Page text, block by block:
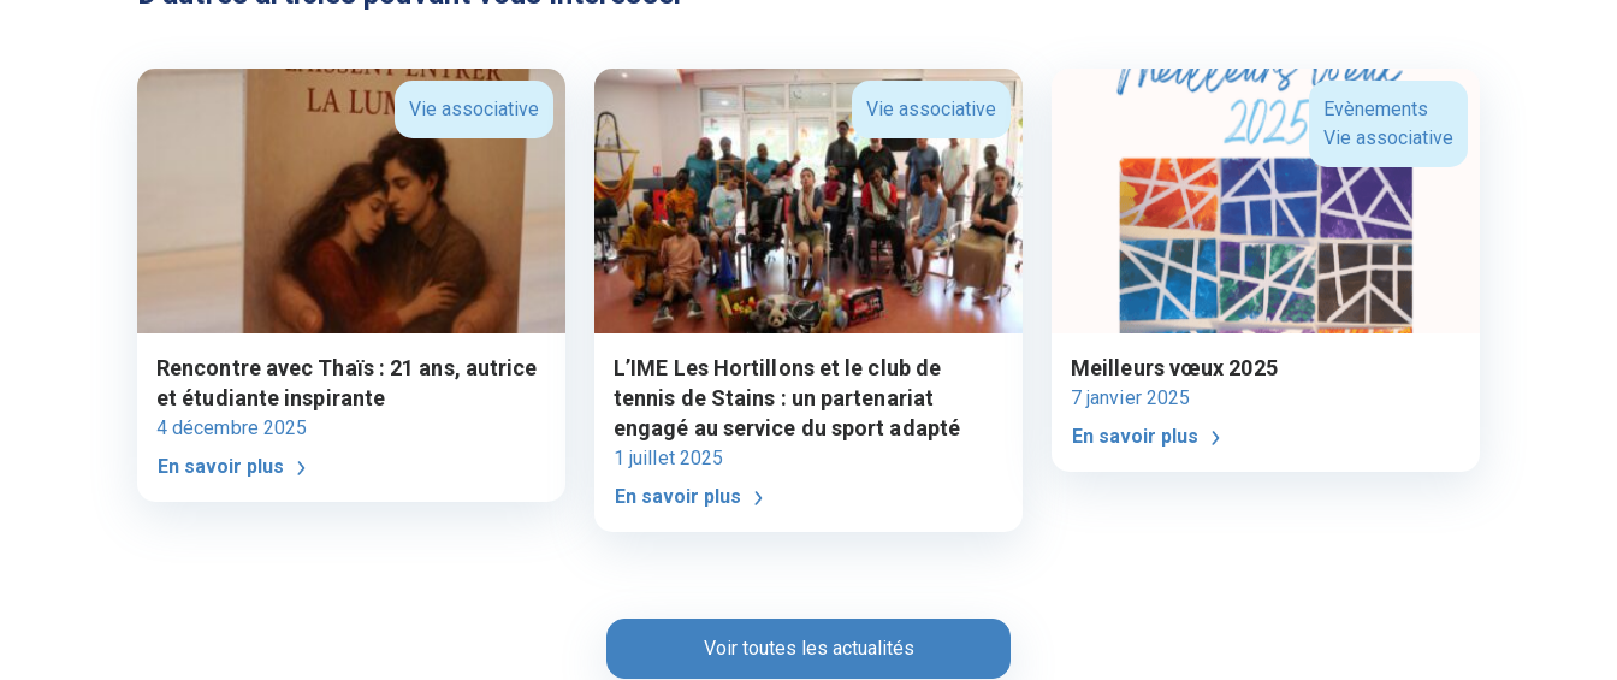
Vie associative
Rencontre avec Thaïs : 21 ans, autrice
et étudiante inspirante
4 décembre 2025
En savoir plus
Vie associative
L’IME Les Hortillons et le club de
tennis de Stains : un partenariat
engagé au service du sport adapté
1 juillet 2025
En savoir plus
Evènements
Vie associative
Meilleurs vœux 2025
7 janvier 2025
En savoir plus
Voir toutes les actualités